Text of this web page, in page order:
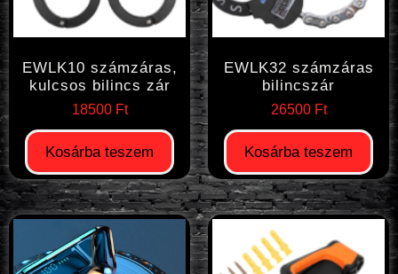
EWLK10 számzáras,
kulcsos bilincs zár
18500 Ft
Kosárba teszem
EWLK32 számzáras
bilincszár
26500 Ft
Kosárba teszem